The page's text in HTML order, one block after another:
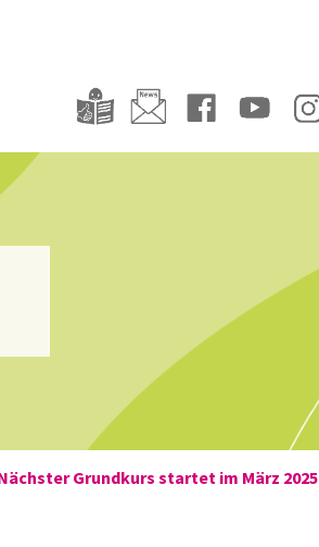
Grundkurs startet im März 2025